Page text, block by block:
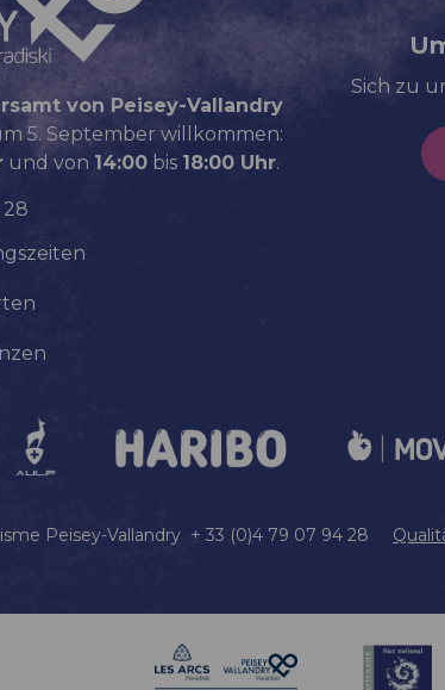
von Peisey-Vallandry
5. September willkommen:
und von 14:00 bis 18:00 Uhr.
28
Sich zu
Peisey-Vallandry + 33 (0)4 79 07 94 28